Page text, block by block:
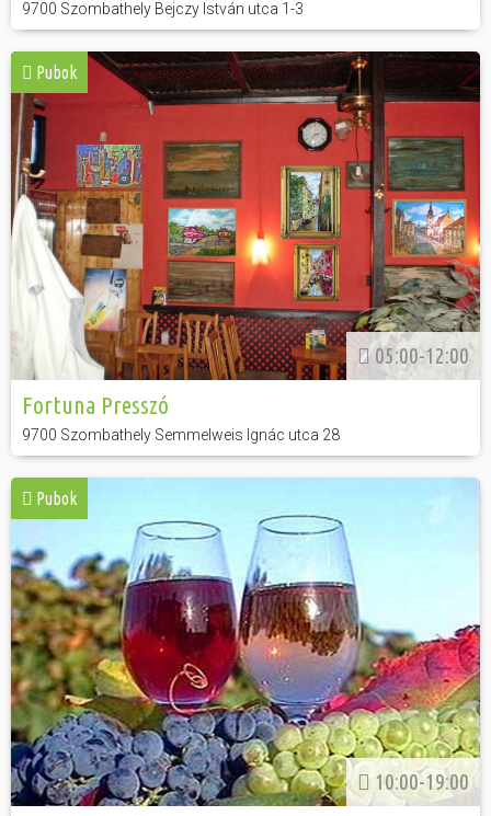
9700 Szombathely Bejczy István utca 1-3
Pubok
05:00-12:00
Fortuna Presszó
9700 Szombathely Semmelweis Ignác utca 28
Pubok
10:00-19:00